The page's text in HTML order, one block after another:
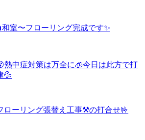
室〜フローリング完成です✨
熱中症対策は万全に🧊今日は此方で打
💦
ローリング張替え工事⚒️の打合せ🤟